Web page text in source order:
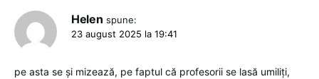
Helen spune:
23 august 2025 la 19:41
pe asta se și mizează, pe faptul că profesorii se lasă umiliți,